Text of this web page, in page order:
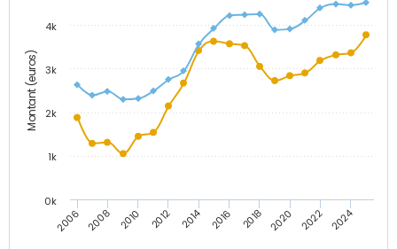
Montant (euros)
2006 2008 2010 2012 2014 2016 2018 2020 2022 2024
0k
1k
2k
3k
4k